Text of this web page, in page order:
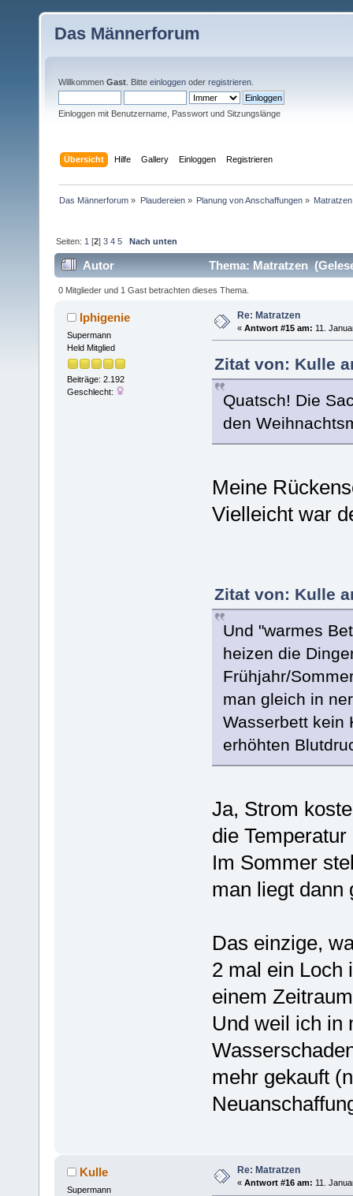
Das Männerforum
Willkommen Gast . Bitte einloggen oder registrieren
Einloggen mit Benutzername, Passwort und Sitzungslänge
Übersicht Hilfe Gallery Einloggen Registrieren
Das Männerforum » Plaudereien» Planung von Anschaffungen» Matratzen
Seiten: 1 [2]3 4 5 Nach unten
Autor Thema: Matratzen
0 Mitglieder und 1 Gast betrachten dieses Thema.
Iphigenie
Supermann
Held Mitglied
Beiträge: 2.192
Geschlecht:
Re: Matratzen
« Antwort #15 am: 11.
Zitat von: Kulle
Quatsch! Die
den
Meine
Vielleicht war
Zitat von: Kulle
Und "warmes
heizen die
Frühjahr/
man gleich in
Wasserbett kein
erhöhten
Ja, Strom
die
Im Sommer
man liegt dann
Das einzige,
2 mal ein Loch
einem
Und weil ich in
mehr gekauft
Kulle
Supermann
Re: Matratzen
« Antwort #16 am: 11.